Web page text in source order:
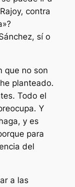
contra
sí o
que no son
planteado.
Todo el
Y
y es
para
del
a las